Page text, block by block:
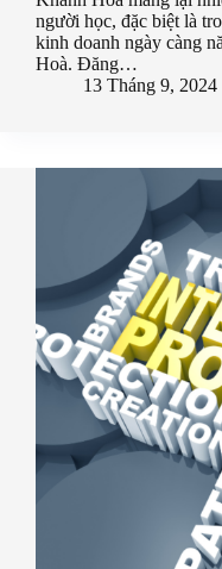
người học, đặc biệt là
kinh doanh ngày càng
Hoà. Đăng…
13 Tháng 9, 2024